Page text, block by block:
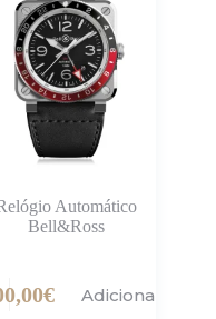
Automático
Bell&Ross
€ Adicionar